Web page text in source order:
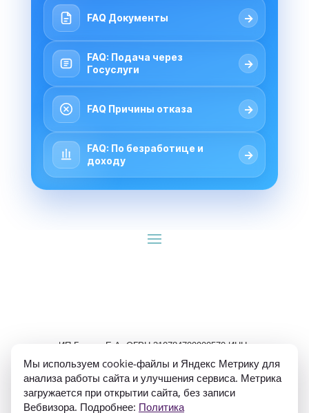
FAQ Документы →
FAQ: Подача через
Госуслуги
→
FAQ Причины отказа →
FAQ: По безработице и
доходу
→
ИП Гуляев Е.А. ОГРН 310784709900570 ИНН
Мы используем cookie-файлы и Яндекс Метрику для
анализа работы сайта и улучшения сервиса. Метрика
загружается при открытии сайта, без записи
Вебвизора. Подробнее: Политика